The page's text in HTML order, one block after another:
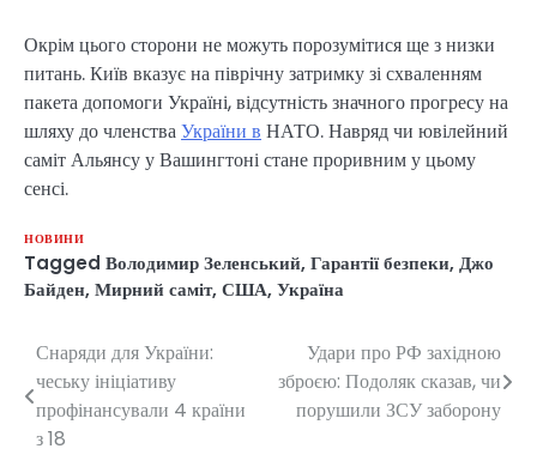
Окрім цього сторони не можуть порозумітися ще з низки
питань. Київ вказує на піврічну затримку зі схваленням
пакета допомоги Україні, відсутність значного прогресу на
шляху до членстваУкраїни в НАТО. Навряд чи ювілейний
саміт Альянсу у Вашингтоні стане проривним у цьому
сенсі.
НОВИНИ
Tagged Володимир Зеленський, Гарантії безпеки, Джо
Байден, Мирний саміт, США, Україна
Навігація
записів
Снаряди для України:
чеську ініціативу
профінансували 4 країни
з 18
Удари про РФ західною
зброєю: Подоляк сказав, чи
порушили ЗСУ заборону